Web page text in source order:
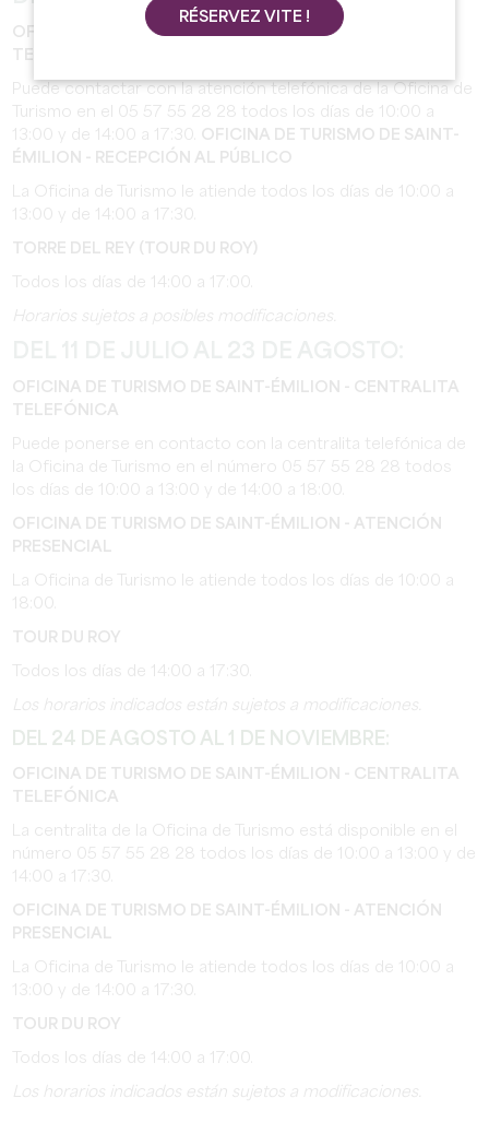
OFICINA DE TURISMO DE SAINT-ÉMILION - ATENCIÓN
TELEFÓNICA
Puede contactar con la atención telefónica de la Oficina de
Turismo en el 05 57 55 28 28 todos los días de 10:00 a
13:00 y de 14:00 a 17:30. OFICINA DE TURISMO DE SAINT-
ÉMILION - RECEPCIÓN AL PÚBLICO
La Oficina de Turismo le atiende todos los días de 10:00 a
13:00 y de 14:00 a 17:30.
TORRE DEL REY (TOUR DU ROY)
Todos los días de 14:00 a 17:00.
Horarios sujetos a posibles modificaciones.
OFICINA DE TURISMO DE SAINT-ÉMILION - CENTRALITA
TELEFÓNICA
Puede ponerse en contacto con la centralita telefónica de
la Oficina de Turismo en el número 05 57 55 28 28 todos
los días de 10:00 a 13:00 y de 14:00 a 18:00.
OFICINA DE TURISMO DE SAINT-ÉMILION - ATENCIÓN
PRESENCIAL
La Oficina de Turismo le atiende todos los días de 10:00 a
18:00.
TOUR DU ROY
Todos los días de 14:00 a 17:30.
Los horarios indicados están sujetos a modificaciones.
DEL 24 DE AGOSTO AL 1 DE NOVIEMBRE:
OFICINA DE TURISMO DE SAINT-ÉMILION - CENTRALITA
TELEFÓNICA
La centralita de la Oficina de Turismo está disponible en el
número 05 57 55 28 28 todos los días de 10:00 a 13:00 y de
14:00 a 17:30.
OFICINA DE TURISMO DE SAINT-ÉMILION - ATENCIÓN
PRESENCIAL
La Oficina de Turismo le atiende todos los días de 10:00 a
13:00 y de 14:00 a 17:30.
TOUR DU ROY
Todos los días de 14:00 a 17:00.
Los horarios indicados están sujetos a modificaciones.
RÉSERVEZ VITE !